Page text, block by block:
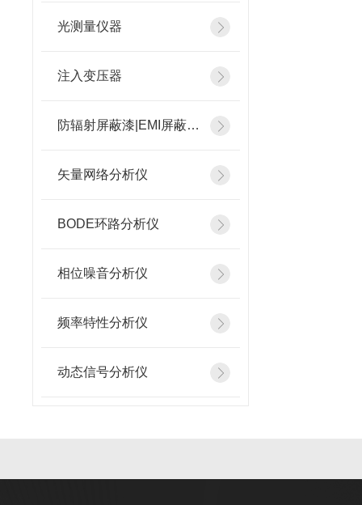
光测量仪器
注入变压器
防辐射屏蔽漆|EMI屏蔽涂料
矢量网络分析仪
BODE环路分析仪
相位噪音分析仪
频率特性分析仪
动态信号分析仪